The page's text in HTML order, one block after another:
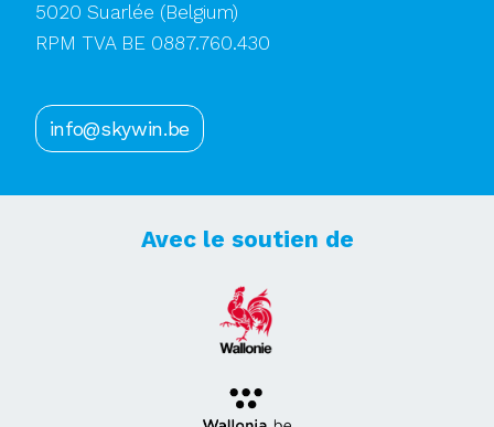
5020 Suarlée (Belgium)
RPM TVA BE 0887.760.430
info@skywin.be
Avec le soutien de